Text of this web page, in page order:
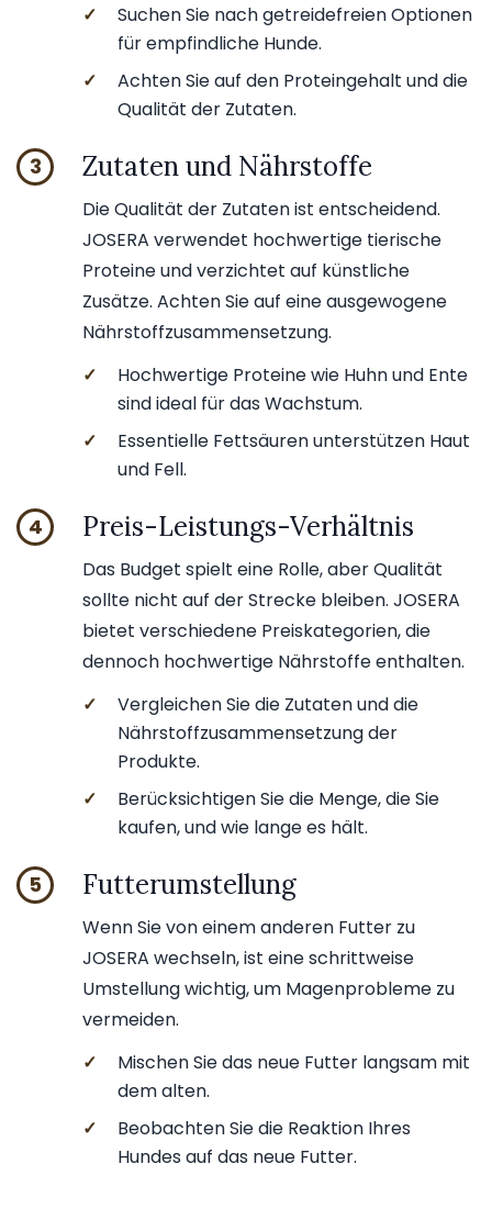
✓
Suchen Sie nach getreidefreien Optionen
für empfindliche Hunde.
✓
Achten Sie auf den Proteingehalt und die
Qualität der Zutaten.
3 Zutaten und Nährstoffe
Die Qualität der Zutaten ist entscheidend.
JOSERA verwendet hochwertige tierische
Proteine und verzichtet auf künstliche
Zusätze. Achten Sie auf eine ausgewogene
Nährstoffzusammensetzung.
✓
Hochwertige Proteine wie Huhn und Ente
sind ideal für das Wachstum.
✓
Essentielle Fettsäuren unterstützen Haut
und Fell.
4 Preis-Leistungs-Verhältnis
Das Budget spielt eine Rolle, aber Qualität
sollte nicht auf der Strecke bleiben. JOSERA
bietet verschiedene Preiskategorien, die
dennoch hochwertige Nährstoffe enthalten.
✓
Vergleichen Sie die Zutaten und die
Nährstoffzusammensetzung der
Produkte.
✓
Berücksichtigen Sie die Menge, die Sie
kaufen, und wie lange es hält.
5 Futterumstellung
Wenn Sie von einem anderen Futter zu
JOSERA wechseln, ist eine schrittweise
Umstellung wichtig, um Magenprobleme zu
vermeiden.
✓
Mischen Sie das neue Futter langsam mit
dem alten.
✓
Beobachten Sie die Reaktion Ihres
Hundes auf das neue Futter.